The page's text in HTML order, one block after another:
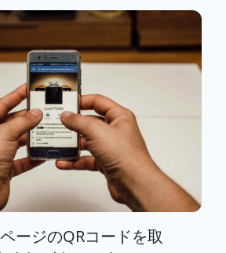
ージのQRコードを取